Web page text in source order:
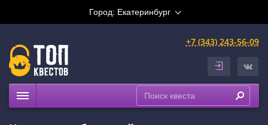
Город: Екатеринбург
+7 (343) 243-56-09